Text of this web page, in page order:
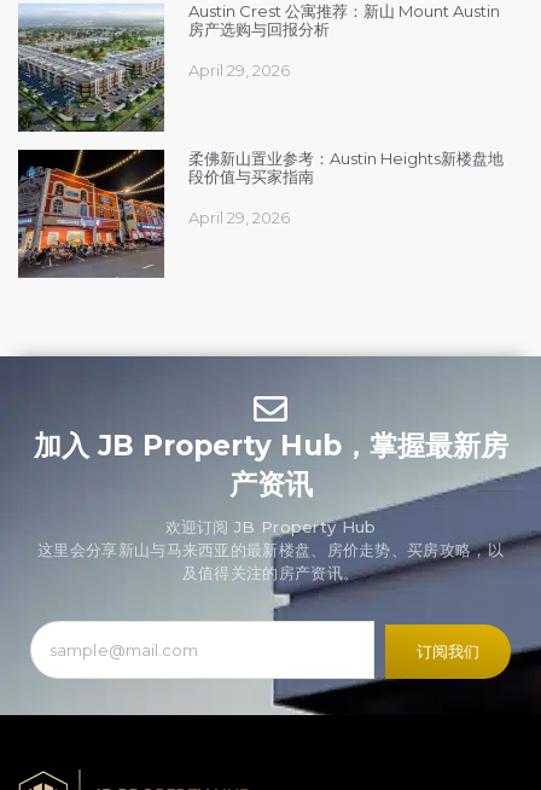
Austin Crest 公寓推荐：新山 Mount Austin
房产选购与回报分析
April 29, 2026
柔佛新山置业参考：Austin Heights新楼盘地
段价值与买家指南
April 29, 2026
加入 JB Property Hub，掌握最新房
产资讯
欢迎订阅 JB Property Hub
这里会分享新山与马来西亚的最新楼盘、房价走势、买房攻略，以
及值得关注的房产资讯。
订阅我们